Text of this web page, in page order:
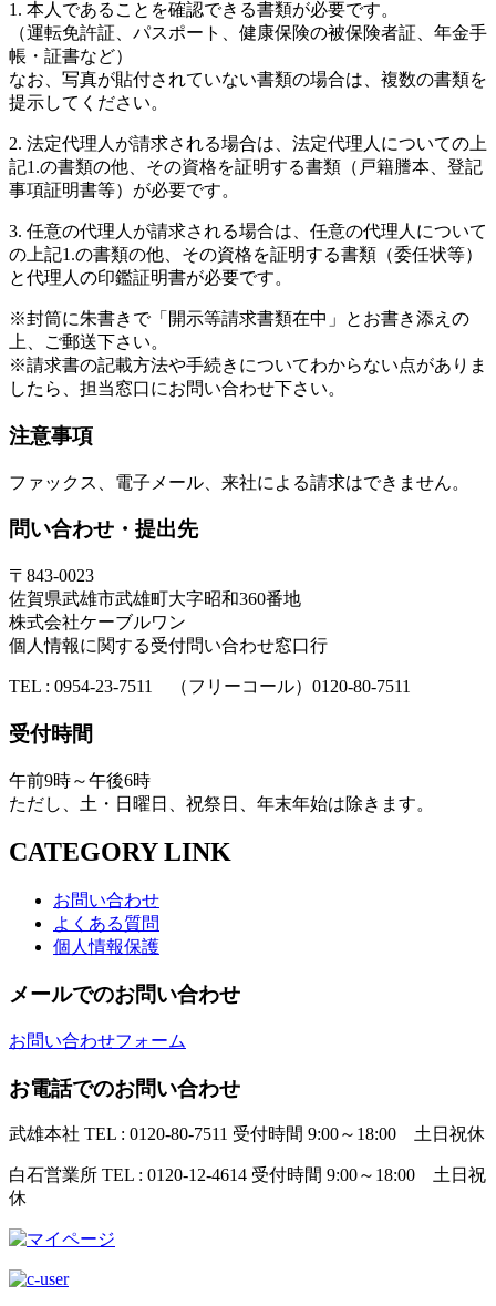
1. 本人であることを確認できる書類が必要です。
（運転免許証、パスポート、健康保険の被保険者証、年金手
帳・証書など）
なお、写真が貼付されていない書類の場合は、複数の書類を
提示してください。
2. 法定代理人が請求される場合は、法定代理人についての上
記1.の書類の他、その資格を証明する書類（戸籍謄本、登記
事項証明書等）が必要です。
3. 任意の代理人が請求される場合は、任意の代理人について
の上記1.の書類の他、その資格を証明する書類（委任状等）
と代理人の印鑑証明書が必要です。
※封筒に朱書きで「開示等請求書類在中」とお書き添えの
上、ご郵送下さい。
※請求書の記載方法や手続きについてわからない点がありま
したら、担当窓口にお問い合わせ下さい。
注意事項
ファックス、電子メール、来社による請求はできません。
問い合わせ・提出先
〒843-0023
佐賀県武雄市武雄町大字昭和360番地
株式会社ケーブルワン
個人情報に関する受付問い合わせ窓口行
TEL : 0954-23-7511 （フリーコール）0120-80-7511
受付時間
午前9時～午後6時
ただし、土・日曜日、祝祭日、年末年始は除きます。
CATEGORY LINK
お問い合わせ
よくある質問
個人情報保護
メールでのお問い合わせ
お問い合わせフォーム
お電話でのお問い合わせ
武雄本社 TEL : 0120-80-7511 受付時間 9:00～18:00 土日祝休
白石営業所 TEL : 0120-12-4614 受付時間 9:00～18:00 土日祝
休